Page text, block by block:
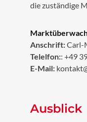
die zuständige
Anschrift:Carl-
Telelfon:: +49
E-Mail:
Ausblick